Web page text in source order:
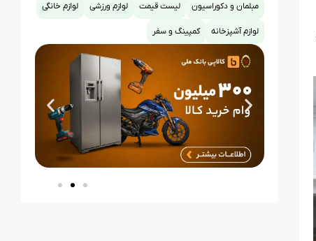
مبلمان و دکوراسیون لیست قیمت لوازم ورزشی لوازم خانگی
لوازم آشپزخانه کمپینگ و سفر